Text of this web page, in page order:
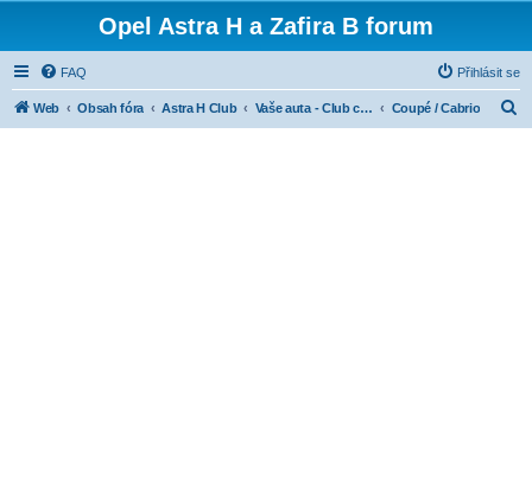
Opel Astra H a Zafira B forum
FAQ Přihlásit se
Web Obsah fóra Astra H Club Vaše auta - Club cars Coupé / Cabrio